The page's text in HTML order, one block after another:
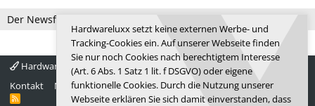
Der Newsfeed ist zur Zeit leer.
Hardwareluxx 4.0
Deutsch
Kontakt
Nutzungsbedingungen Datenschutz Hilfe Startseite
R
Hardwareluxx setzt keine externen Werbe- und
Tracking-Cookies ein. Auf unserer Webseite finden
Sie nur noch Cookies nach berechtigtem Interesse
(Art. 6 Abs. 1 Satz 1 lit. f DSGVO) oder eigene
funktionelle Cookies. Durch die Nutzung unserer
Webseite erklären Sie sich damit einverstanden, dass